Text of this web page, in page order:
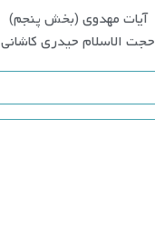
آیات مهدوی (بخش پنجم)
حجت الاسلام حیدری کاشانی